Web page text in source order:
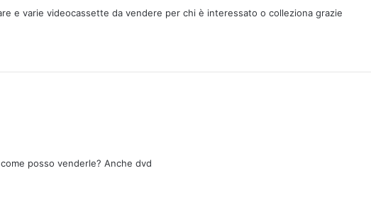
e varie videocassette da vendere per chi è interessato o colleziona grazie
posso venderle? Anche dvd